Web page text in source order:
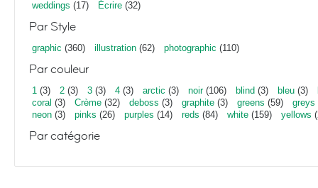
weddings (17) Écrire (32)
Par Style
graphic (360) illustration (62) photographic (110)
Par couleur
1 (3) 2 (3) 3 (3) 4 (3) arctic (3) noir(106) blind (3) bleu (3)
coral (3) Crème (32) deboss (3) graphite (3) greens (59) greys
neon (3) pinks (26) purples (14) reds (84) white (159) yellows
Par catégorie